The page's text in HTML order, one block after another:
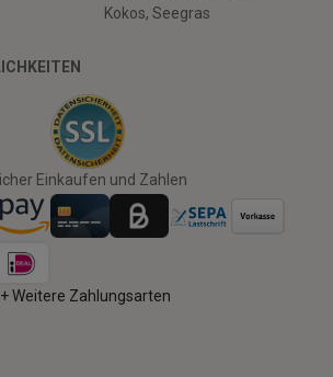
Kokos, Seegras
Einkaufen und Zahlen
+ Weitere Zahlungsarten